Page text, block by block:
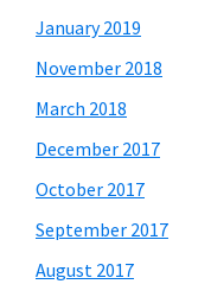
January 2019
November 2018
March 2018
December 2017
October 2017
September 2017
August 2017